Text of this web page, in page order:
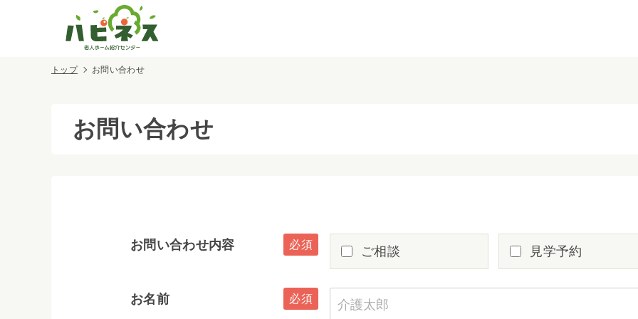
トップ お問い合わせ
お問い合わせ
お問い合わせ内容 ご相談 見学予約
お名前